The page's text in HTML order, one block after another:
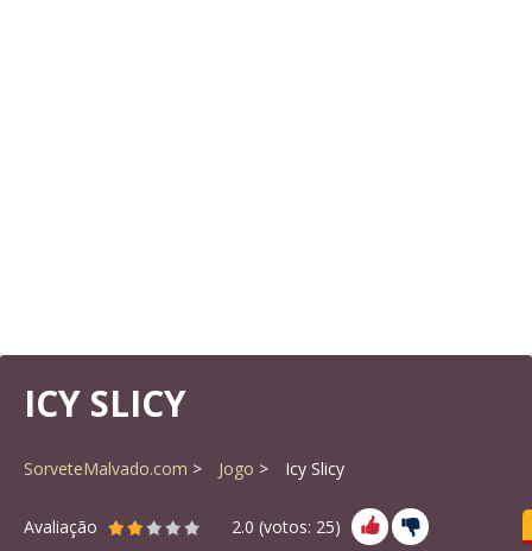
ICY SLICY
SorveteMalvado.com Jogo Icy Slicy
Avaliação 2.0 (votos: 25)